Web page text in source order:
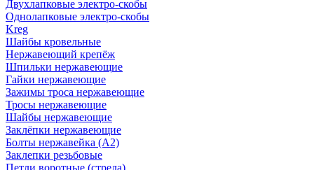
Двухлапковые электро-скобы
Однолапковые электро-скобы
Kreg
Шайбы кровельные
Нержавеющий крепёж
Шпильки нержавеющие
Гайки нержавеющие
Зажимы троса нержавеющие
Тросы нержавеющие
Шайбы нержавеющие
Заклёпки нержавеющие
Болты нержавейка (А2)
Заклепки резьбовые
Петли воротные (стрела)